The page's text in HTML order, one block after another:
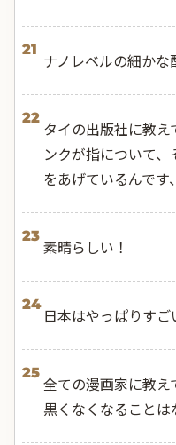
21
ナノレベルの細か
22
タイの出版社に教
ンクが指について
をあげているんです
23
素晴らしい！
24
日本はやっぱりすご
25
全ての漫画家に教
黒くなくなることは